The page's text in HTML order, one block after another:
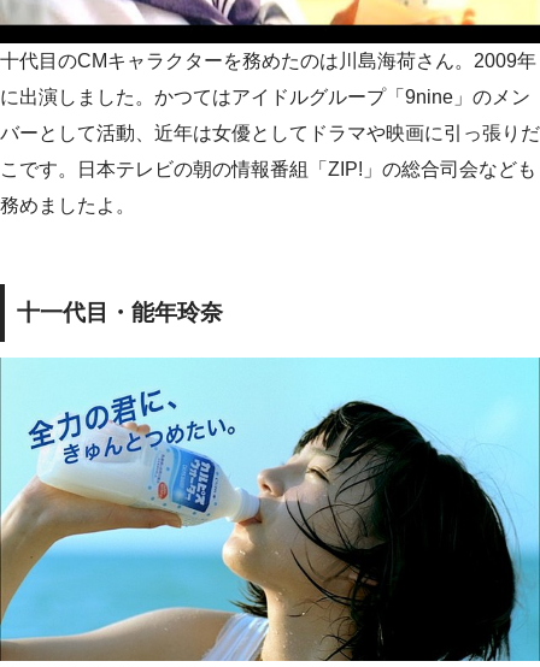
十代目のCMキャラクターを務めたのは川島海荷さん。2009年
に出演しました。かつてはアイドルグループ「9nine」のメン
バーとして活動、近年は女優としてドラマや映画に引っ張りだ
こです。日本テレビの朝の情報番組「ZIP!」の総合司会なども
務めましたよ。
十一代目・能年玲奈